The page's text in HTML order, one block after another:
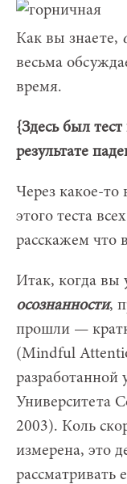
Как вы знаете,
весьма
время.
{Здесь был
результате
Через какое-
этого теста
расскажем что
Итак, когда вы
осознанности,
прошли —
(Mindful
разработанной
Университета
2003). Коль
измерена, это
рассматривать